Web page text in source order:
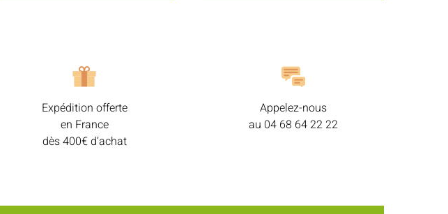
Expédition offerte
en France
dès 400€ d’achat
Appelez-nous
au 04 68 64 22 22